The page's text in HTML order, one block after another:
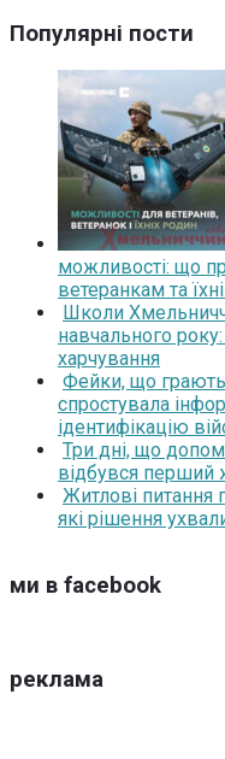
Популярні пости
можливості: що
ветеранкам та
Школи
навчального року:
харчування
Фейки, що
спростувала
ідентифікацію
Три дні, що
відбувся перший
Житлові питання
які рішення
ми в facebook
реклама